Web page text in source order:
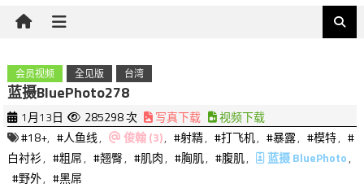
会员视频 全见版 台湾
蓝摄BluePhoto278
1月13日 285298 次 写真下载
视频下载
#18+, #人鱼线, 俊翰 (3), #射精, #打飞机, #暴露, #模特, #
白衬衫, #粗屌, #翘臀, #肌肉, #胸肌, #腹肌, 蓝摄 BluePhoto,
#野外, #黑屌